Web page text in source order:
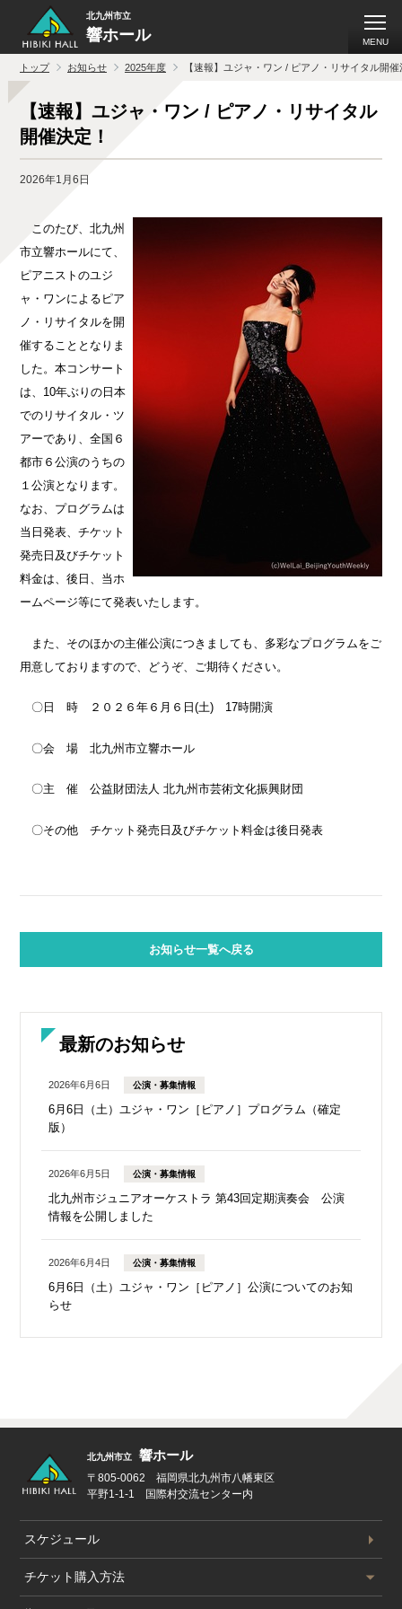
北九州市立
響ホール MENU
トップ お知らせ 2025年度 【速報】ユジャ・ワン / ピアノ・リサイタル開催
【速報】ユジャ・ワン / ピアノ・リサイタル
開催決定！
2026年1月6日
このたび、北九州
市立響ホールにて、
ピアニストのユジ
ャ・ワンによるピア
ノ・リサイタルを開
催することとなりま
した。本コンサート
は、10年ぶりの日本
でのリサイタル・ツ
アーであり、全国６
都市６公演のうちの
１公演となります。
なお、プログラムは
当日発表、チケット
発売日及びチケット
料金は、後日、当ホ
ームページ等にて発表いたします。
また、そのほかの主催公演につきましても、多彩なプログラムをご
用意しておりますので、どうぞ、ご期待ください。
〇日 時 ２０２６年６月６日(土) 17時開演
〇会 場 北九州市立響ホール
〇主 催 公益財団法人 北九州市芸術文化振興財団
〇その他 チケット発売日及びチケット料金は後日発表
お知らせ一覧へ戻る
最新のお知らせ
2026年6月6日 公演・募集情報
6月6日（土）ユジャ・ワン［ピアノ］プログラム（確定
版）
2026年6月5日 公演・募集情報
北九州市ジュニアオーケストラ 第43回定期演奏会 公演
情報を公開しました
2026年6月4日 公演・募集情報
6月6日（土）ユジャ・ワン［ピアノ］公演についてのお知
らせ
北九州市立 響ホール
〒805-0062 福岡県北九州市八幡東区
平野1-1-1 国際村交流センター内
スケジュール
公演スケジュール
チケット 購入方法